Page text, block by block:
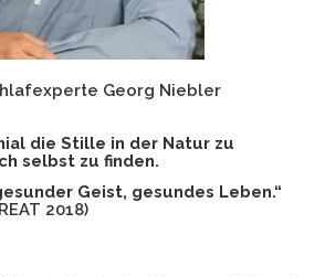
Georg Niebler
die Stille in der Natur zu
selbst zu finden.
Geist, gesundes Leben.“
2018)